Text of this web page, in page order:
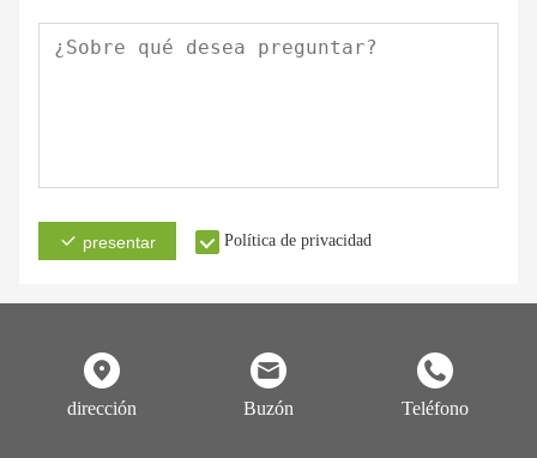
presentar Política de privacidad
dirección Buzón Teléfono